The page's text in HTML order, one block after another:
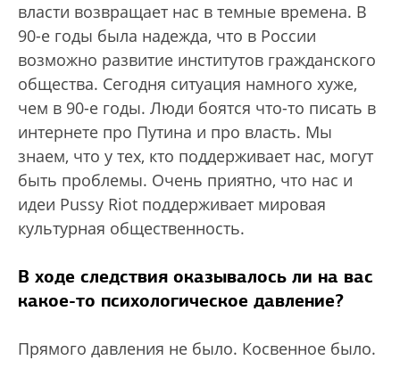
власти возвращает нас в темные времена. В
90-е годы была надежда, что в России
возможно развитие институтов гражданского
общества. Сегодня ситуация намного хуже,
чем в 90-е годы. Люди боятся что-то писать в
интернете про Путина и про власть. Мы
знаем, что у тех, кто поддерживает нас, могут
быть проблемы. Очень приятно, что нас и
идеи Pussy Riot поддерживает мировая
культурная общественность.
В ходе следствия оказывалось ли на вас
какое-то психологическое давление?
Прямого давления не было. Косвенное было.